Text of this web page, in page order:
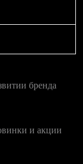
бренда
и акции